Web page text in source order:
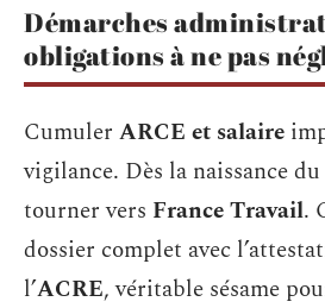
Démarches
obligations à ne pas
Cumuler ARCE et salaire
vigilance. Dès la naissance
tourner vers France Travail.
dossier complet avec
l’ACRE, véritable sésame